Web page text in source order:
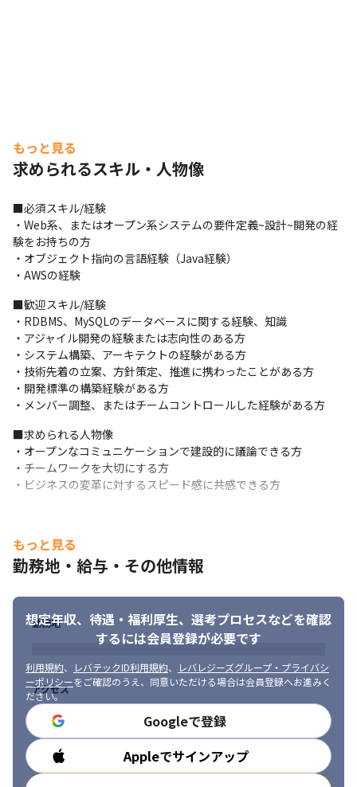
もっと見る
求められるスキル・人物像
■必須スキル/経験
・Web系、またはオープン系システムの要件定義~設計~開発の経
験をお持ちの方
・オブジェクト指向の言語経験（Java経験）
・AWSの経験
■歓迎スキル/経験
・RDBMS、MySQLのデータベースに関する経験、知識
・アジャイル開発の経験または志向性のある方
・システム構築、アーキテクトの経験がある方
・技術先着の立案、方針策定、推進に携わったことがある方
・開発標準の構築経験がある方
・メンバー調整、またはチームコントロールした経験がある方
■求められる人物像
・オープンなコミュニケーションで建設的に議論できる方
・チームワークを大切にする方
・ビジネスの変革に対するスピード感に共感できる方
もっと見る
勤務地・給与・その他情報
想定年収、待遇・福利厚生、 選考プロセスなどを確認
するには会員登録が必要です
利用規約、 レバテックID利用規約、
レバレジーズグループ・プライバシ
ーポリシーをご確認のうえ、同意いただける場合は会員登録へお進みく
ださい。
Googleで登録
Appleでサインアップ
勤務地
アクセス
勤務時間